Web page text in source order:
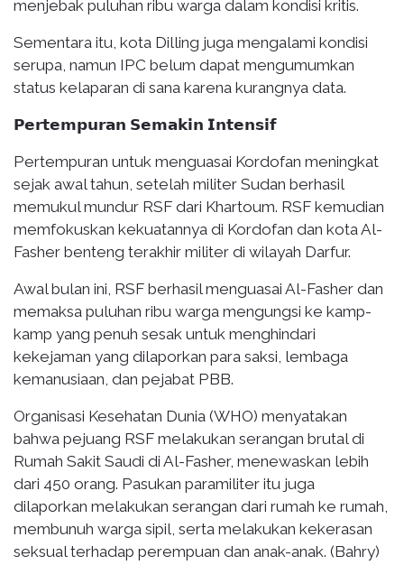
menjebak puluhan ribu warga dalam kondisi kritis.
Sementara itu, kota Dilling juga mengalami kondisi
serupa, namun IPC belum dapat mengumumkan
status kelaparan di sana karena kurangnya data.
𝗣𝗲𝗿𝘁𝗲𝗺𝗽𝘂𝗿𝗮𝗻 𝗦𝗲𝗺𝗮𝗸𝗶𝗻 𝗜𝗻𝘁𝗲𝗻𝘀𝗶𝗳
Pertempuran untuk menguasai Kordofan meningkat
sejak awal tahun, setelah militer Sudan berhasil
memukul mundur RSF dari Khartoum. RSF kemudian
memfokuskan kekuatannya di Kordofan dan kota Al-
Fasher benteng terakhir militer di wilayah Darfur.
Awal bulan ini, RSF berhasil menguasai Al-Fasher dan
memaksa puluhan ribu warga mengungsi ke kamp-
kamp yang penuh sesak untuk menghindari
kekejaman yang dilaporkan para saksi, lembaga
kemanusiaan, dan pejabat PBB.
Organisasi Kesehatan Dunia (WHO) menyatakan
bahwa pejuang RSF melakukan serangan brutal di
Rumah Sakit Saudi di Al-Fasher, menewaskan lebih
dari 450 orang. Pasukan paramiliter itu juga
dilaporkan melakukan serangan dari rumah ke rumah,
membunuh warga sipil, serta melakukan kekerasan
seksual terhadap perempuan dan anak-anak. (Bahry)